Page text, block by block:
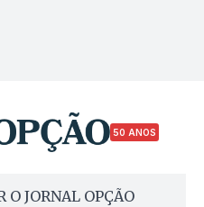
50 ANOS
O JORNAL OPÇÃO